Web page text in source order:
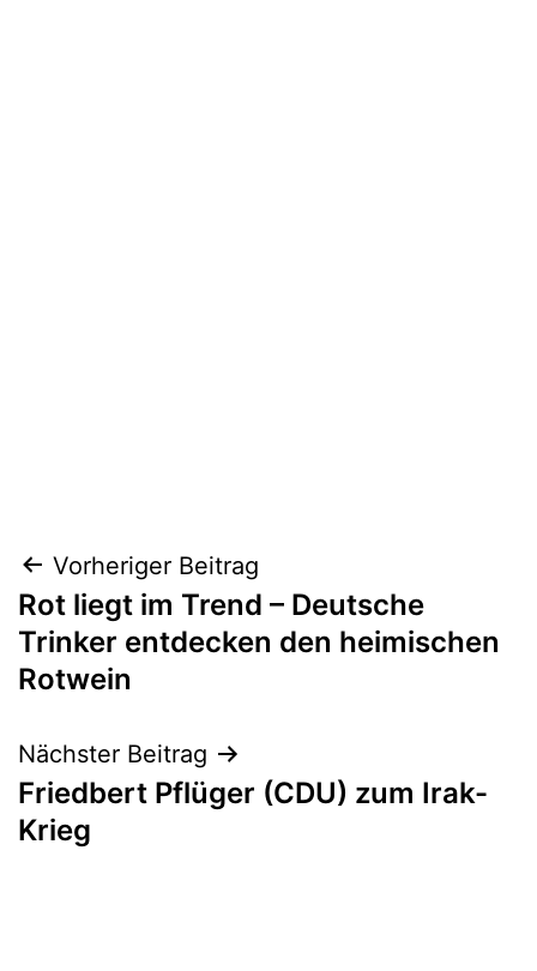
Beitragsnavigation
Vorheriger Beitrag
Rot liegt im Trend – Deutsche
Trinker entdecken den heimischen
Rotwein
Nächster Beitrag
Friedbert Pflüger (CDU) zum Irak-
Krieg